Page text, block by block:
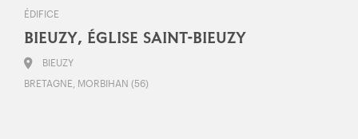
ÉDIFICE
BIEUZY, ÉGLISE SAINT-BIEUZY
BIEUZY
BRETAGNE, MORBIHAN (56)